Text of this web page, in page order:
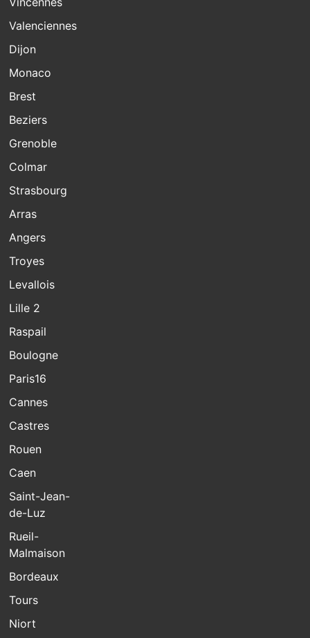
Valenciennes
Dijon
Monaco
Brest
Beziers
Grenoble
Colmar
Strasbourg
Arras
Angers
Troyes
Levallois
Lille 2
Raspail
Boulogne
Paris16
Cannes
Castres
Rouen
Caen
Saint-Jean-
de-Luz
Rueil-
Malmaison
Bordeaux
Tours
Niort